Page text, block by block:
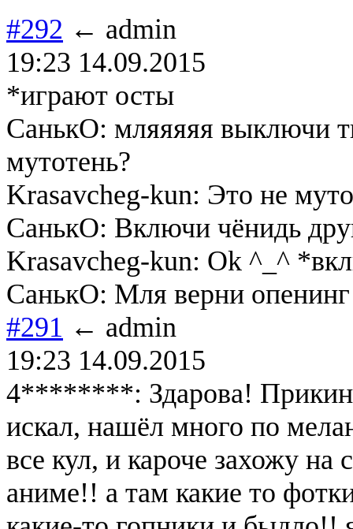
#292 ← admin
19:23 14.09.2015
*играют осты
СанькО: мляяяяя выключи
мутотень?
Krasavcheg-kun: Это не
СанькО: Включи чёнидь
Krasavcheg-kun: Ok ^_^
СанькО: Мля верни
#291 ← admin
19:23 14.09.2015
4********: Здарова!
искал, нашёл много по
все кул, и кароче захожу на
аниме!! а там какие то